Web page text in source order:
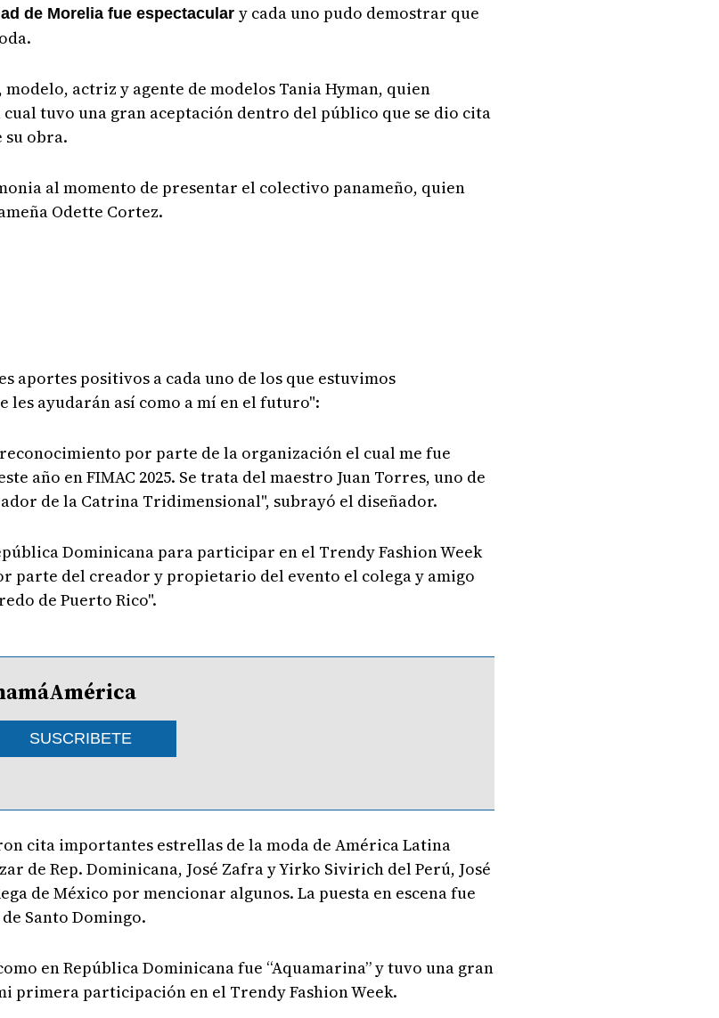
de Morelia fue espectaculary cada uno pudo demostrar que
actriz y agente de modelos Tania Hyman, quien
tuvo una gran aceptación dentro del público que se dio cita
su obra.
al momento de presentar el colectivo panameño, quien
Odette Cortez.
aportes positivos a cada uno de los que estuvimos
les ayudarán así como a mí en el futuro":
por parte de la organización el cual me fue
año en FIMAC 2025. Se trata del maestro Juan Torres, uno de
de la Catrina Tridimensional", subrayó el diseñador.
Dominicana para participar en el Trendy Fashion Week
parte del creador y propietario del evento el colega y amigo
de Puerto Rico".
SUSCRIBETE
cita importantes estrellas de la moda de América Latina
de Rep. Dominicana, José Zafra y Yirko Sivirich del Perú, José
de México por mencionar algunos. La puesta en escena fue
Santo Domingo.
en República Dominicana fue “Aquamarina” y tuvo una gran
primera participación en el Trendy Fashion Week.